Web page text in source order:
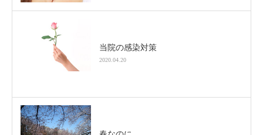
当院の感染対策
2020.04.20